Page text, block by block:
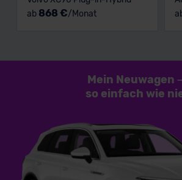
ab 868 €/Monat
Mein Neuwagen
so einfach wie